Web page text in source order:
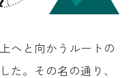
へと向かうルートの
た。その名の通り、